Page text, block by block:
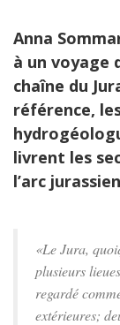
Anna
à un voyage
chaîne du
référence,
livrent les
l’arc
«Le Jura,
plusieurs
regardé
extérieures;